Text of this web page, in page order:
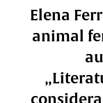
Elena
animal